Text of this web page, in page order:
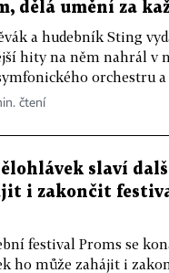
dělá umění za
a hudebník Sting
hity na něm nahrál v
orchestru a
čtení
slaví
i zakončit
festival Proms se
ho může zahájit i